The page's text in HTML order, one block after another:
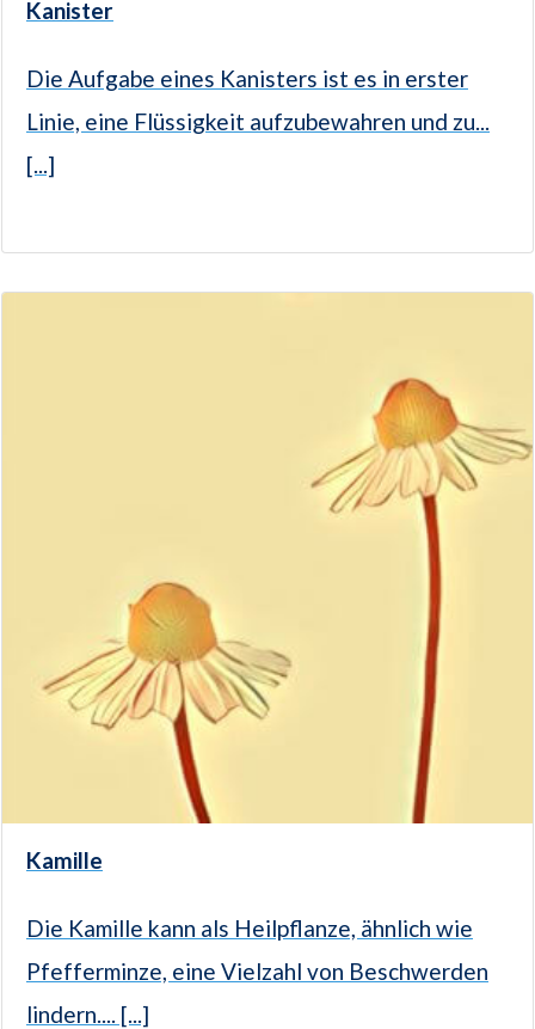
Kanister
Die Aufgabe eines Kanisters ist es in erster
Linie, eine Flüssigkeit aufzubewahren und zu...
[...]
Kamille
Die Kamille kann als Heilpflanze, ähnlich wie
Pfefferminze, eine Vielzahl von Beschwerden
lindern.... [...]